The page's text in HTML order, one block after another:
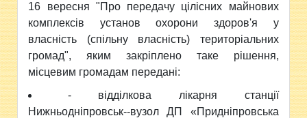
16 вересня "Про передачу цілісних майнових
комплексів установ охорони здоров'я у
власність (спільну власність) територіальних
громад", яким закріплено таке рішення,
місцевим громадам передані:
- відділкова лікарня станції
Нижньодніпровськ--вузол ДП «Придніпровська